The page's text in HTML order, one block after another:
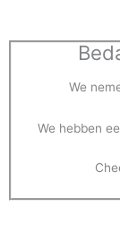
We
We hebben